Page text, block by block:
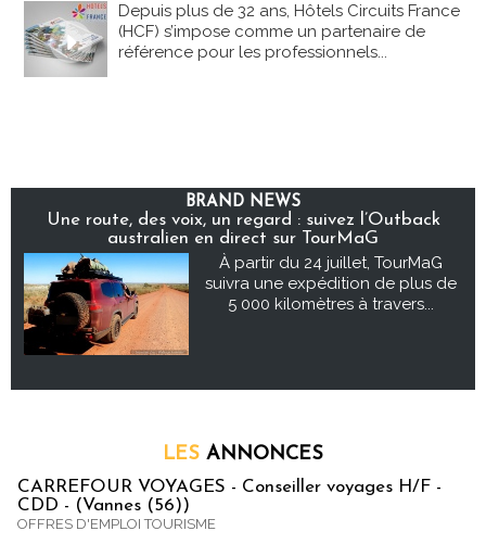
Depuis plus de 32 ans, Hôtels Circuits France
(HCF) s’impose comme un partenaire de
référence pour les professionnels...
BRAND NEWS
Une route, des voix, un regard : suivez l’Outback
australien en direct sur TourMaG
À partir du 24 juillet, TourMaG
suivra une expédition de plus de
5 000 kilomètres à travers...
LES ANNONCES
CARREFOUR VOYAGES - Conseiller voyages H/F -
CDD - (Vannes (56))
OFFRES D'EMPLOI TOURISME